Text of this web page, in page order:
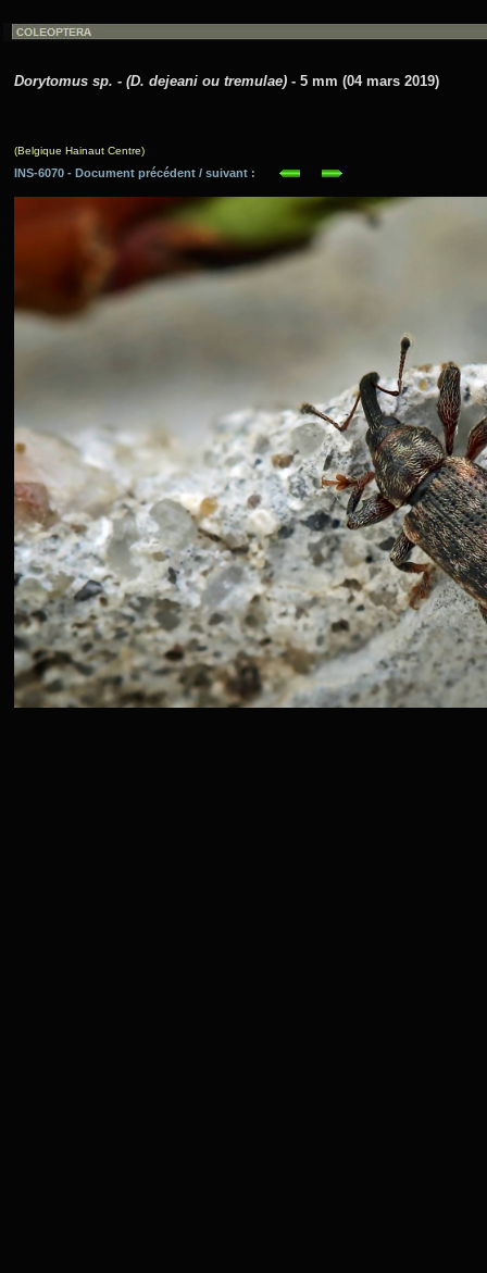
Dorytomus sp. - (D. dejeani ou tremulae) - 5 mm (04 mars 2019)
(Belgique Hainaut Centre)
INS-6070 - Document précédent / suivant :